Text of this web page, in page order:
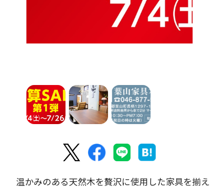
温かみのある天然木を贅沢に使用した家具を揃え